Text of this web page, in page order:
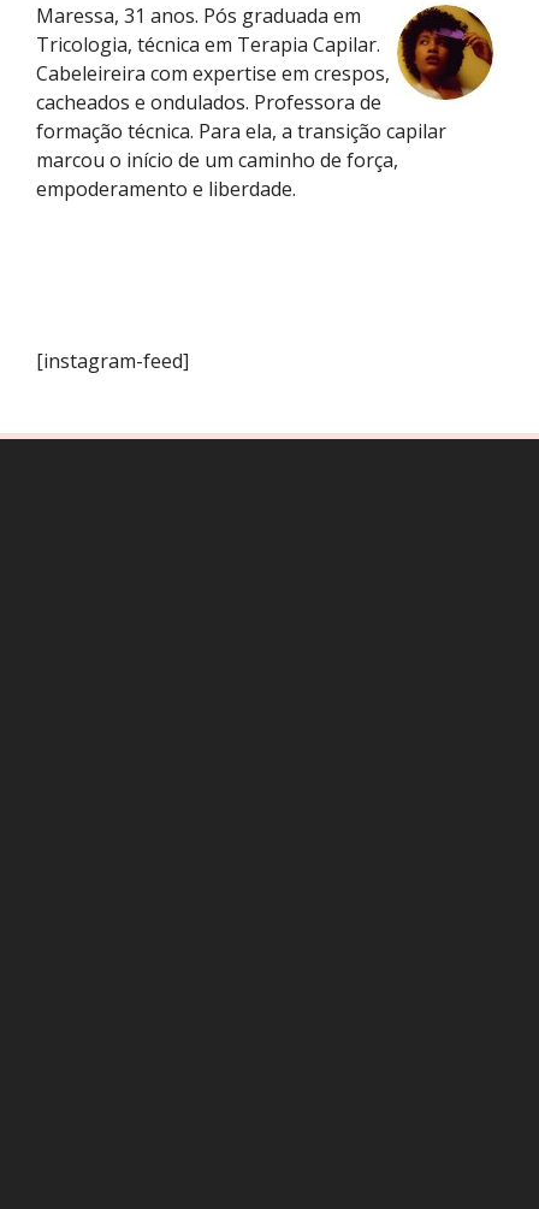
Maressa, 31 anos. Pós graduada em
Tricologia, técnica em Terapia Capilar.
Cabeleireira com expertise em crespos,
cacheados e ondulados. Professora de
formação técnica. Para ela, a transição capilar
marcou o início de um caminho de força,
empoderamento e liberdade.
[instagram-feed]